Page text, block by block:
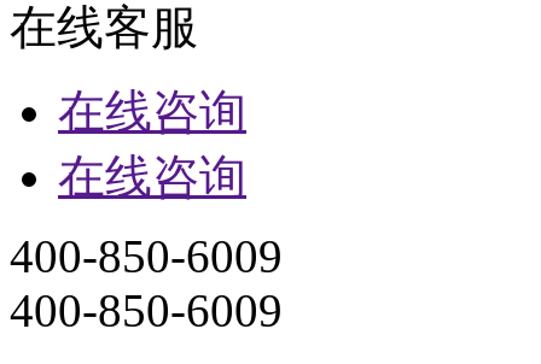
在线客服
在线咨询
在线咨询
400-850-6009
400-850-6009